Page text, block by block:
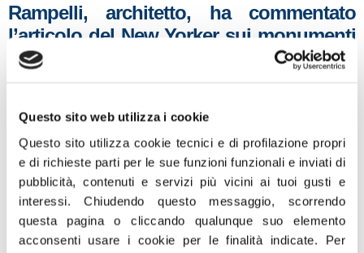
Questo sito web utilizza i cookie
Questo sito utilizza cookie tecnici e di profilazione propri
e di richieste parti per le sue funzioni funzionali e inviati di
pubblicità, contenuti e servizi più vicini ai tuoi gusti e
interessi.Chiudendo questo messaggio, scorrendo
questa pagina o cliccando qualunque suo elemento
acconsenti usare i cookie per le finalità indicate. Per
Rampelli, architetto, ha commentato
l’articolo del New Yorker sui monumenti
fascisti in Italia
. “E’ un dibattito molto
appartenenza ideologica. Se il New Yorker si
interroga su Colosseo Quadrato e il quartiere
Eur, noi potremmo interrogarci sulle
schifezze che sono collocate a Washington,
compresa la Casa Bianca. La Casa Bianca
è uno scopiazzamento di altri monumenti nel